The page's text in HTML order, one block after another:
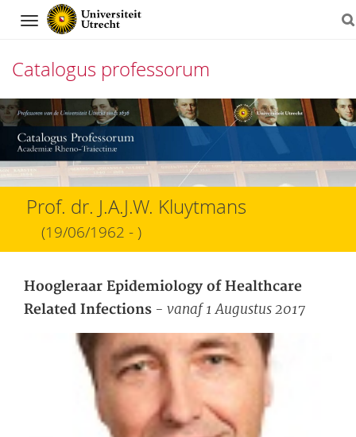
Navigation
Catalogus professorum
Direct
naar
het
inhoud
Prof. dr. J.A.J.W. Kluytmans
(19/06/1962 - )
Hoogleraar Epidemiology of Healthcare
Related Infections - vanaf 1 Augustus 2017